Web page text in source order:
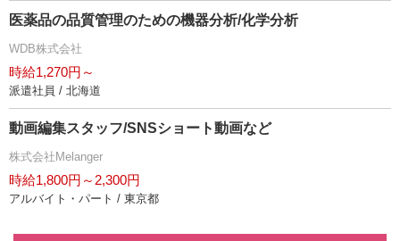
医薬品の品質管理のための機器分析/化学分析
WDB株式会社
時給1,270円～
派遣社員 / 北海道
動画編集スタッフ/SNSショート動画など
株式会社Melanger
時給1,800円～2,300円
アルバイト・パート / 東京都